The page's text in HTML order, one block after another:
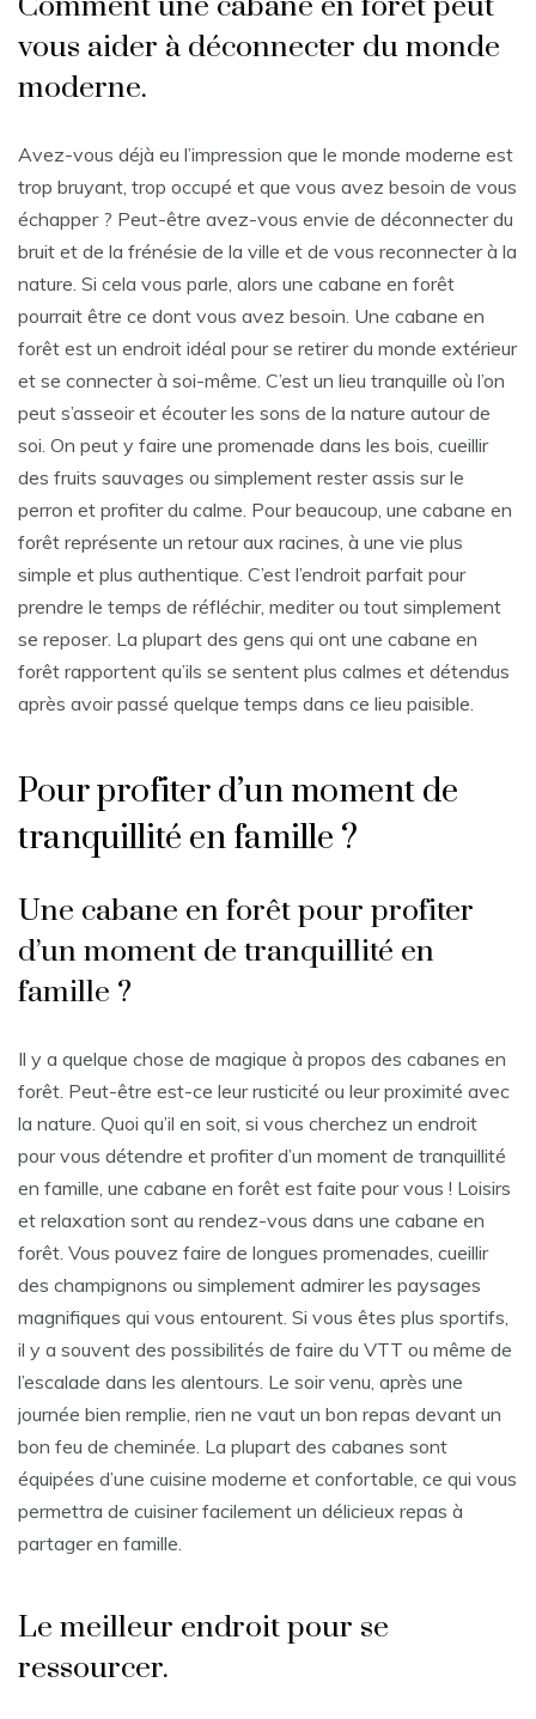
vous aider à déconnecter du monde
moderne.
Avez-vous déjà eu l’impression que le monde moderne est
trop bruyant, trop occupé et que vous avez besoin de vous
échapper ? Peut-être avez-vous envie de déconnecter du
bruit et de la frénésie de la ville et de vous reconnecter à la
nature. Si cela vous parle, alors une cabane en forêt
pourrait être ce dont vous avez besoin. Une cabane en
forêt est un endroit idéal pour se retirer du monde extérieur
et se connecter à soi-même. C’est un lieu tranquille où l’on
peut s’asseoir et écouter les sons de la nature autour de
soi. On peut y faire une promenade dans les bois, cueillir
des fruits sauvages ou simplement rester assis sur le
perron et profiter du calme. Pour beaucoup, une cabane en
forêt représente un retour aux racines, à une vie plus
simple et plus authentique. C’est l’endroit parfait pour
prendre le temps de réfléchir, mediter ou tout simplement
se reposer. La plupart des gens qui ont une cabane en
forêt rapportent qu’ils se sentent plus calmes et détendus
après avoir passé quelque temps dans ce lieu paisible.
Pour profiter d’un moment de
tranquillité en famille ?
Une cabane en forêt pour profiter
d’un moment de tranquillité en
famille ?
Il y a quelque chose de magique à propos des cabanes en
forêt. Peut-être est-ce leur rusticité ou leur proximité avec
la nature. Quoi qu’il en soit, si vous cherchez un endroit
pour vous détendre et profiter d’un moment de tranquillité
en famille, une cabane en forêt est faite pour vous ! Loisirs
et relaxation sont au rendez-vous dans une cabane en
forêt. Vous pouvez faire de longues promenades, cueillir
des champignons ou simplement admirer les paysages
magnifiques qui vous entourent. Si vous êtes plus sportifs,
il y a souvent des possibilités de faire du VTT ou même de
l’escalade dans les alentours. Le soir venu, après une
journée bien remplie, rien ne vaut un bon repas devant un
bon feu de cheminée. La plupart des cabanes sont
équipées d’une cuisine moderne et confortable, ce qui vous
permettra de cuisiner facilement un délicieux repas à
partager en famille.
Le meilleur endroit pour se
ressourcer.